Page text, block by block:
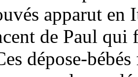
apparut en
de Paul qui
dépose-